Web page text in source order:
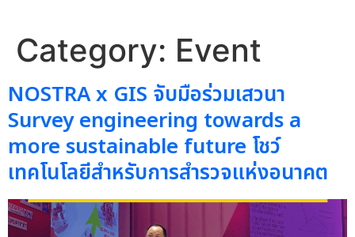
Category: Event
NOSTRA x GIS จับมือร่วมเสวนา
Survey engineering towards a
more sustainable future โชว์
เทคโนโลยีสำหรับการสำรวจแห่งอนาคต